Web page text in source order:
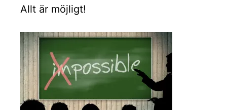
Allt är möjligt!